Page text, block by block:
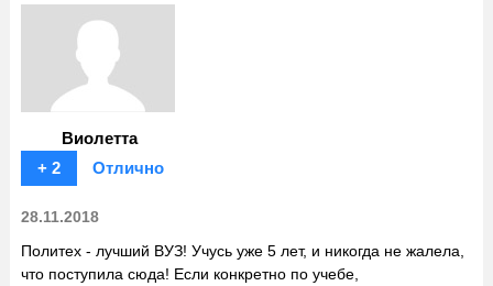
Виолетта
+ 2
Отлично
28.11.2018
Политех - лучший ВУЗ! Учусь уже 5 лет, и никогда не жалела,
что поступила сюда! Если конкретно по учебе,